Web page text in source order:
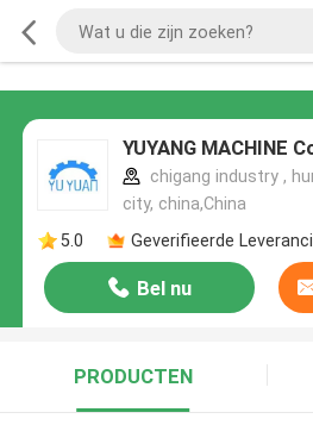
YUYANG MACHINE
chigang industry ,
city, china,China
5.0
Geverifieerde
Bel nu
PRODUCTEN